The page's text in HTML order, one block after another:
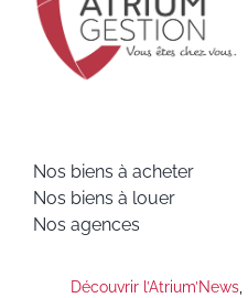
Nos biens à acheter
Nos biens à louer
Nos agences
Découvrir l’Atrium’News,